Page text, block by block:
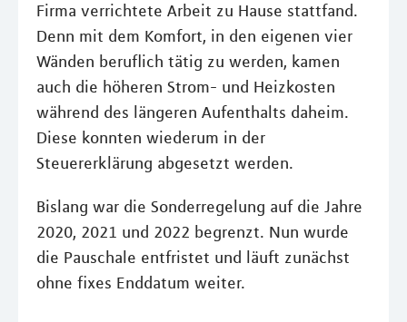
Firma verrichtete Arbeit zu Hause stattfand.
Denn mit dem Komfort, in den eigenen vier
Wänden beruflich tätig zu werden, kamen
auch die höheren Strom- und Heizkosten
während des längeren Aufenthalts daheim.
Diese konnten wiederum in der
Steuererklärung abgesetzt werden.
Bislang war die Sonderregelung auf die Jahre
2020, 2021 und 2022 begrenzt. Nun wurde
die Pauschale entfristet und läuft zunächst
ohne fixes Enddatum weiter.